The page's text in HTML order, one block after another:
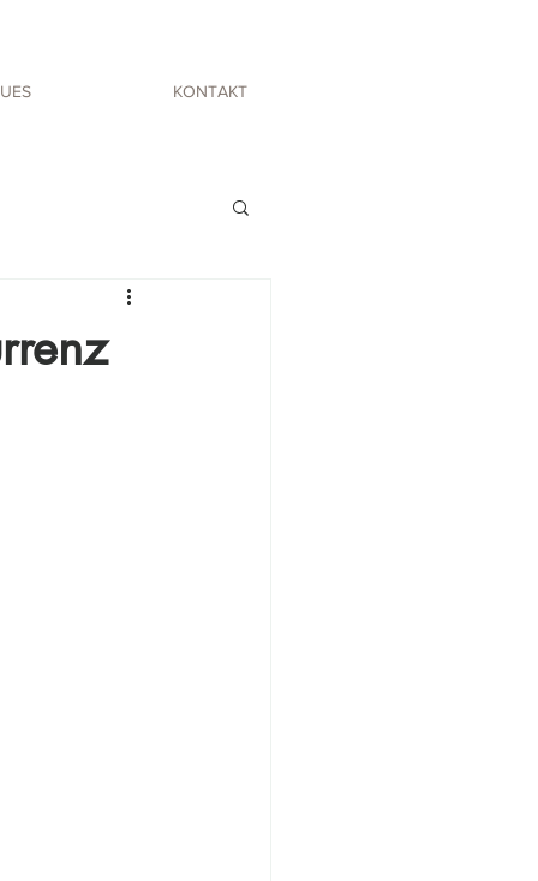
KONTAKT